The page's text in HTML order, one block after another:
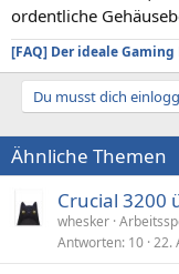
ordentliche
[FAQ] Der ideale Gaming
Du musst dich
Ähnliche Themen
Crucial 3200
whesker
Antworten 10 22.